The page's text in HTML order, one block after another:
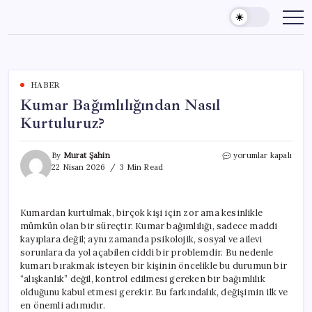
content
HABER
Kumar Bağımlılığından Nasıl
Kurtuluruz?
By Murat Şahin
22 Nisan 2026
3 Min Read
Kumar
yorumlar kapalı
Kumardan kurtulmak, birçok kişi için zor ama kesinlikle
mümkün olan bir süreçtir. Kumar bağımlılığı, sadece maddi
kayıplara değil; aynı zamanda psikolojik, sosyal ve ailevi
sorunlara da yol açabilen ciddi bir problemdir. Bu nedenle
kumarı bırakmak isteyen bir kişinin öncelikle bu durumun bir
“alışkanlık” değil, kontrol edilmesi gereken bir bağımlılık
olduğunu kabul etmesi gerekir. Bu farkındalık, değişimin ilk ve
en önemli adımıdır.